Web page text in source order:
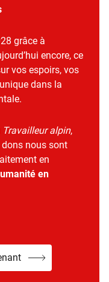
grâce à
encore, ce
vos espoirs, vos
dans la
Travailleur alpin,
nous sont
en
en